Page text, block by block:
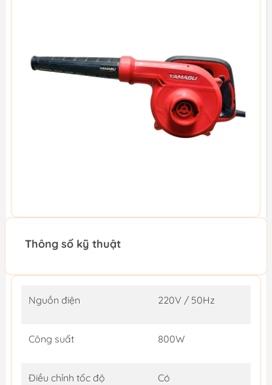
Thông số kỹ thuật
Nguồn điện 220V / 50Hz
Công suất 800W
Điều chỉnh tốc độ Có